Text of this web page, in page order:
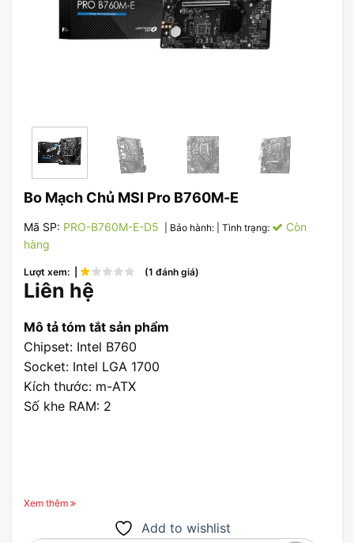
Bo Mạch Chủ MSI Pro B760M-E
Mã SP: PRO-B760M-E-D5 | Bảo hành: | Tình trạng:
Còn
hàng
Lượt xem: | (1 đánh giá)
Liên hệ
Mô tả tóm tắt sản phẩm
Chipset: Intel B760
Socket: Intel LGA 1700
Kích thước: m-ATX
Số khe RAM: 2
Xem thêm
Add to wishlist